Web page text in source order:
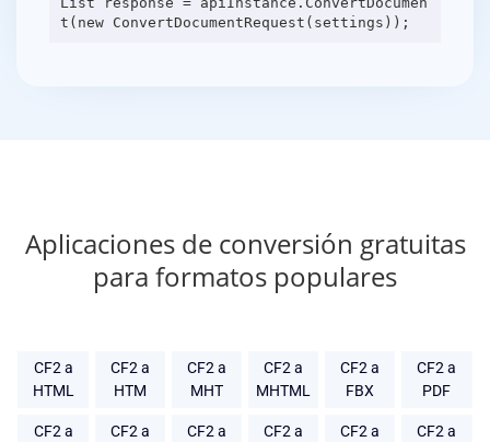
Aplicaciones de conversión gratuitas
para formatos populares
CF2 a
HTML
CF2 a
HTM
CF2 a
MHT
CF2 a
MHTML
CF2 a
FBX
CF2 a
PDF
CF2 a
CF2 a
CF2 a
CF2 a
CF2 a
CF2 a